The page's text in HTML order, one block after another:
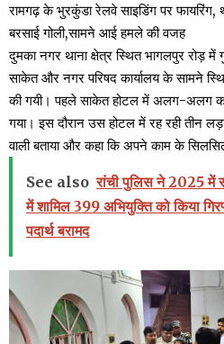
रामगढ़ के भुरकुंडा रेलवे साइडिंग पर
बरसाई गोली,सामने आई हमले की वजह
दुमका नगर थाना क्षेत्र स्थित भागलपुर रोड़
साकेत और नगर परिषद कार्यालय के सामने
की गयी। पहले साकेत होटल में अलग-अलग
गया। इस दौरान उस होटल में रह रही तीन
वाली बताया और कहा कि अपने काम के
See also रांची पुलिस ने 2025 में
में शामिल 399 अभियुक्ति को किया
पदार्थ बरामद